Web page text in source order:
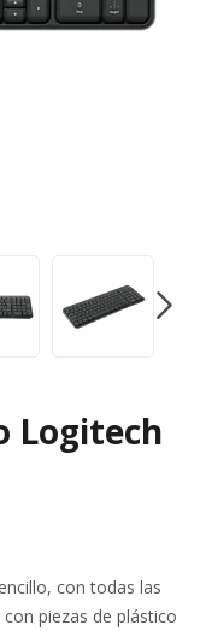
Logitech
con todas las
piezas de plástico